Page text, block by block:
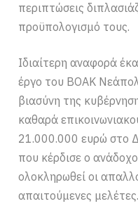
περιπτώσεις
προϋπολογισμό τους.
Ιδιαίτερη αναφορά
έργο του ΒΟΑΚ
βιασύνη της
καθαρά
21.000.000 ευρώ στο
που κέρδισε ο
ολοκληρωθεί οι
απαιτούμενες